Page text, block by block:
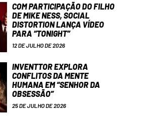
COM PARTICIPAÇÃO DO FILHO
DE MIKE NESS, SOCIAL
DISTORTION LANÇA VÍDEO
PARA “TONIGHT”
12 DE JULHO DE 2026
INVENTTOR EXPLORA
CONFLITOS DA MENTE
HUMANA EM “SENHOR DA
OBSESSÃO”
25 DE JULHO DE 2026